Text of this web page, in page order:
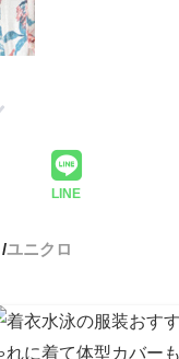
LINE
ユニクロ